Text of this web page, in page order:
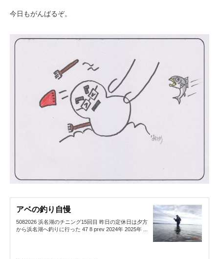
今日もがんばるぞ。
アベの釣り自慢
5082026 浜名湖のチニング15回目 昨日の定休日は夕方
から浜名湖へ釣りに行った 47 8 prev 2024年 2025年 ...